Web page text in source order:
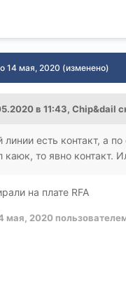
14 мая, 2020 (изменено)
в 11:43, Chip&dail
линии есть контакт, а
каюк, то явно контакт.
на плате RFA
мая, 2020